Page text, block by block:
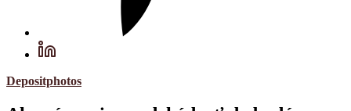
Depositphotos